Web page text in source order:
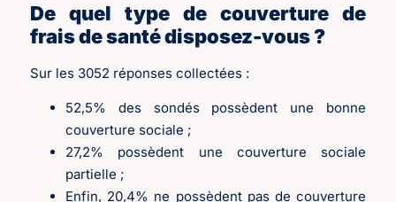
De quel type de couverture de
frais de santé disposez-vous ?
Sur les 3052 réponses collectées :
52,5% des sondés possèdent une bonne
couverture sociale ;
27,2% possèdent une couverture sociale
partielle ;
Enfin, 20,4% ne possèdent pas de couverture